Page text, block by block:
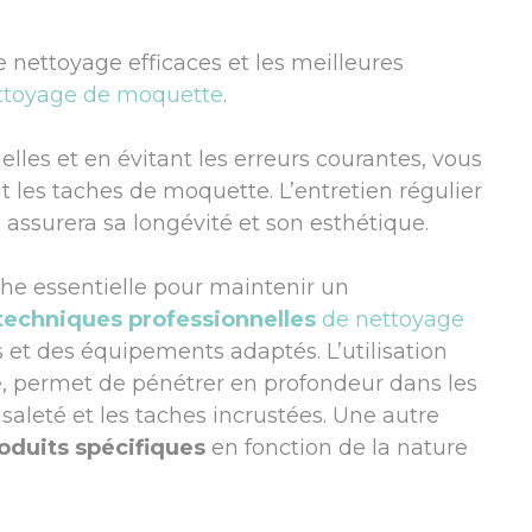
nettoyage efficaces et les meilleures
de moquette.
et en évitant les erreurs courantes, vous
les taches de moquette. L’entretien régulier
sa longévité et son esthétique.
essentielle pour maintenir un
professionnelles de nettoyage
des équipements adaptés. L’utilisation
permet de pénétrer en profondeur dans les
et les taches incrustées. Une autre
spécifiques en fonction de la nature